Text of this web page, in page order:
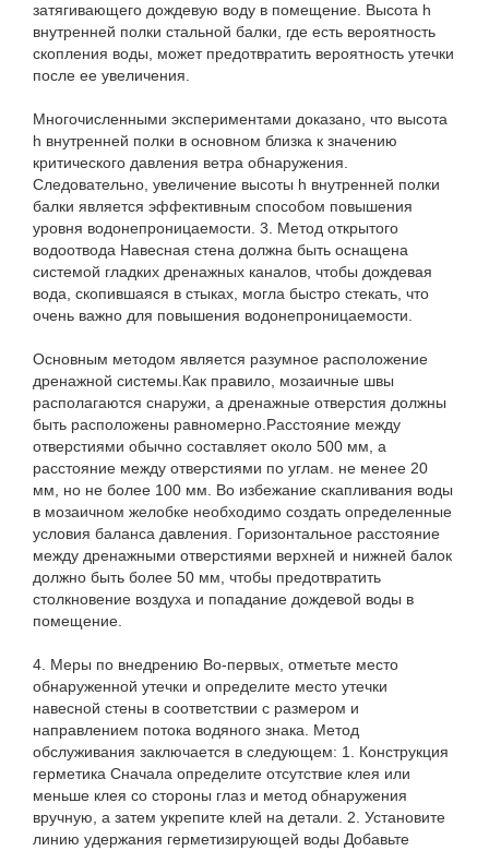
затягивающего дождевую воду в помещение. Высота h
внутренней полки стальной балки, где есть вероятность
скопления воды, может предотвратить вероятность утечки
после ее увеличения.
Многочисленными экспериментами доказано, что высота
h внутренней полки в основном близка к значению
критического давления ветра обнаружения.
Следовательно, увеличение высоты h внутренней полки
балки является эффективным способом повышения
уровня водонепроницаемости. 3. Метод открытого
водоотвода Навесная стена должна быть оснащена
системой гладких дренажных каналов, чтобы дождевая
вода, скопившаяся в стыках, могла быстро стекать, что
очень важно для повышения водонепроницаемости.
Основным методом является разумное расположение
дренажной системы.Как правило, мозаичные швы
располагаются снаружи, а дренажные отверстия должны
быть расположены равномерно.Расстояние между
отверстиями обычно составляет около 500 мм, а
расстояние между отверстиями по углам. не менее 20
мм, но не более 100 мм. Во избежание скапливания воды
в мозаичном желобке необходимо создать определенные
условия баланса давления. Горизонтальное расстояние
между дренажными отверстиями верхней и нижней балок
должно быть более 50 мм, чтобы предотвратить
столкновение воздуха и попадание дождевой воды в
помещение.
4. Меры по внедрению Во-первых, отметьте место
обнаруженной утечки и определите место утечки
навесной стены в соответствии с размером и
направлением потока водяного знака. Метод
обслуживания заключается в следующем: 1. Конструкция
герметика Сначала определите отсутствие клея или
меньше клея со стороны глаз и метод обнаружения
вручную, а затем укрепите клей на детали. 2. Установите
линию удержания герметизирующей воды Добавьте